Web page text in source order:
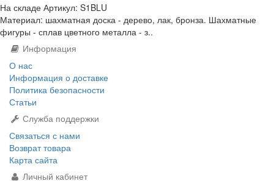
На складе Артикул: S1BLU
Материал: шахматная доска - дерево, лак, бронза. Шахматные
фигуры - сплав цветного металла - з..
Информация
О нас
Информация о доставке
Политика безопасности
Статьи
Служба поддержки
Связаться с нами
Возврат товара
Карта сайта
Личный кабинет